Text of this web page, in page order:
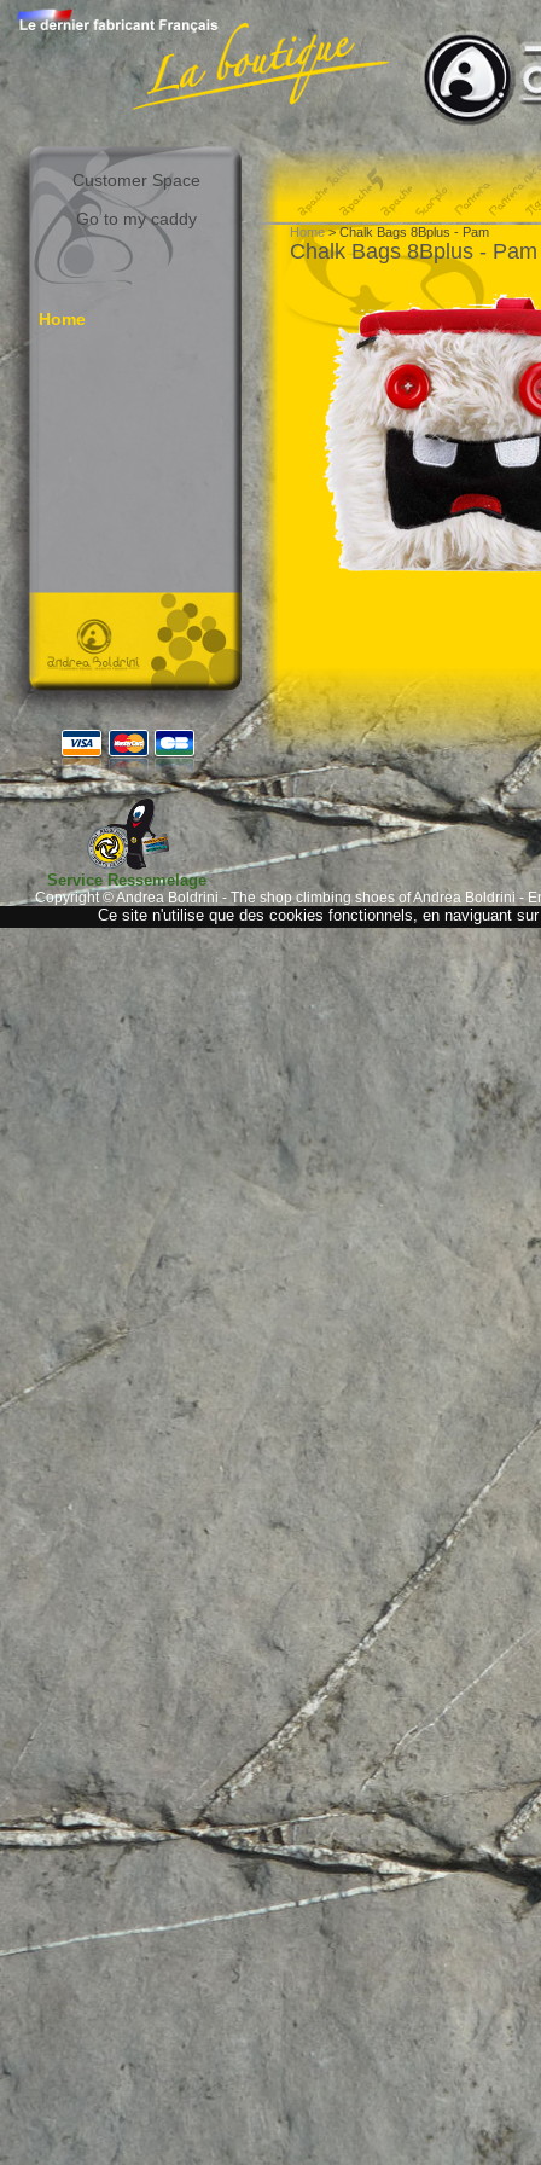
Customer Space
Go to my caddy
Home
Service Ressemelage
Home> Chalk Bags 8Bplus - Pam
Chalk Bags 8Bplus - Pam
Copyright © Andrea Boldrini - The shop climbing shoes of Andrea Boldrini -
Ce site n'utilise que des cookies fonctionnels, en naviguant